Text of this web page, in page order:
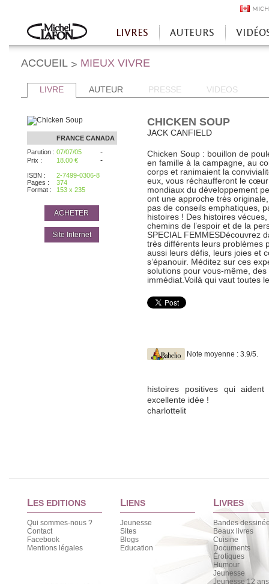
Accueil
LIVRES AUTEURS
ACCUEIL > MIEUX VIVRE
LIVRE AUTEUR PRESSE VIDEOS
FRANCE CANADA
Parution : 07/07/05 -
Prix : 18.00 € -
ISBN :
2-7499-0306-8
Pages :
374
Format :
153 x 235
ACHETER
Site Internet
CHICKEN SOUP
JACK CANFIELD
Chicken Soup : bouillon de
en famille à la campagne, au
corps et ranimaient la
eux, vous réchaufferont le
mondiaux du développement
ont une approche très
pas de conseils emphatiques,
histoires ! Des histoires
chemins de l’espoir et de la
SPECIAL FEMMESDécouvrez
très différents leurs problèmes
aussi leurs défis, leurs joies et
s’épanouir. Méditez sur ces
solutions pour vous-même,
immédiat.Voilà qui vaut toutes
Note moyenne : 3.9/5.
histoires positives qui
excellente idée !
charlottelit
LES EDITIONS
Qui sommes-nous ?
Contact
Facebook
Mentions légales
LIENS
Jeunesse
Sites
Blogs
Education
LIVRES
Bandes
Beaux livres
Cuisine
Documents
Érotiques
Humour
Jeunesse
Jeunesse 12